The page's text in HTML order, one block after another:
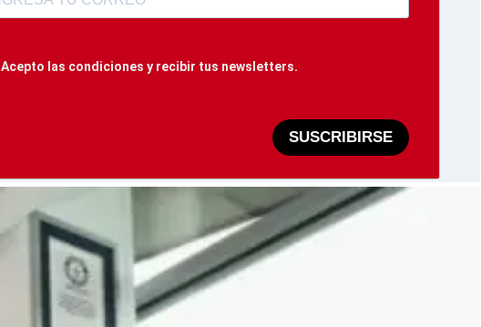
Acepto las condiciones y recibir tus newsletters.
SUSCRIBIRSE